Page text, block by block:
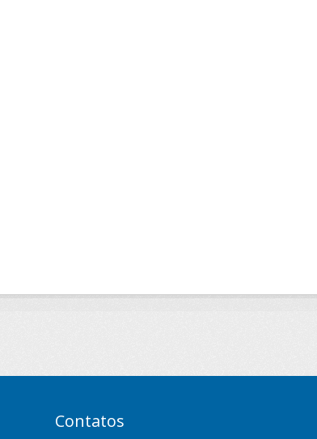
Contatos